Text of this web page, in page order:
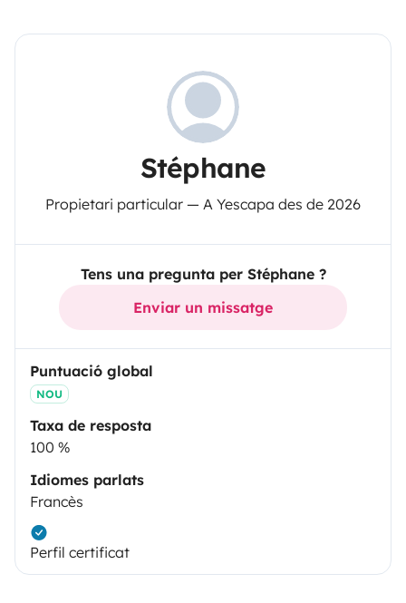
Stéphane
Propietari particular — A Yescapa des de 2026
Tens una pregunta per Stéphane ?
Enviar un missatge
Puntuació global
NOU
Taxa de resposta
100 %
Idiomes parlats
Francès
Perfil certificat